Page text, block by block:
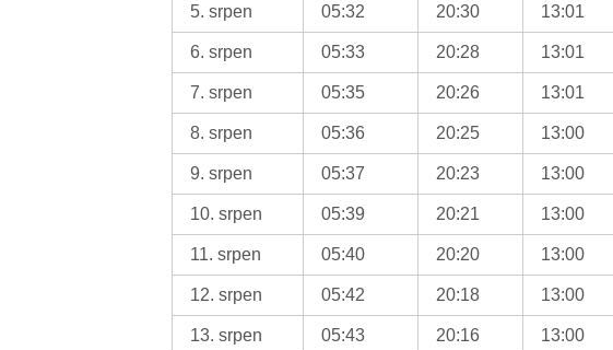
5. srpen 05:32 20:30 13:01
6. srpen 05:33 20:28 13:01
7. srpen 05:35 20:26 13:01
8. srpen 05:36 20:25 13:00
9. srpen 05:37 20:23 13:00
10. srpen 05:39 20:21 13:00
11. srpen 05:40 20:20 13:00
12. srpen 05:42 20:18 13:00
13. srpen 05:43 20:16 13:00